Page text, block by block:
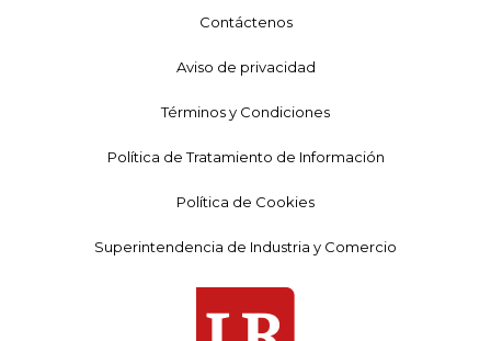
Contáctenos
Aviso de privacidad
Términos y Condiciones
Política de Tratamiento de Información
Política de Cookies
Superintendencia de Industria y Comercio